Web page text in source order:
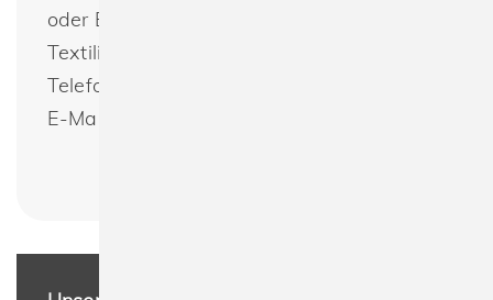
oder Bestickung an. Nachhaltig produzierte
Textilien günstig und schnell bestellen.
Telefon +49(0) 30 - 33 00 16 30 oder per
E-Mail: info@spreeprint.de